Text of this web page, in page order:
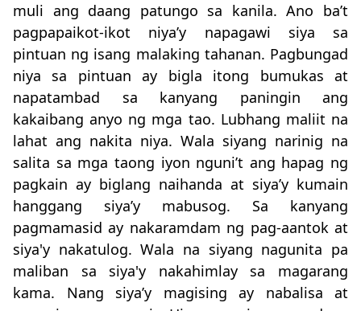
muli ang daang patungo sa kanila. Ano ba’t
pagpapaikot-ikot niya’y napagawi siya sa
pintuan ng isang malaking tahanan. Pagbungad
niya sa pintuan ay bigla itong bumukas at
napatambad sa kanyang paningin ang
kakaibang anyo ng mga tao. Lubhang maliit na
lahat ang nakita niya. Wala siyang narinig na
salita sa mga taong iyon nguni’t ang hapag ng
pagkain ay biglang naihanda at siya’y kumain
hanggang siya’y mabusog. Sa kanyang
pagmamasid ay nakaramdam ng pag-aantok at
siya'y nakatulog. Wala na siyang nagunita pa
maliban sa siya'y nakahimlay sa magarang
kama. Nang siya’y magising ay nabalisa at